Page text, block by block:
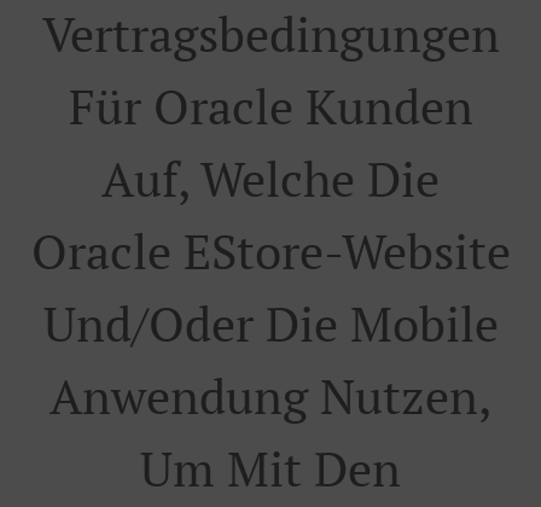
Vertragsbedingungen
Für Oracle Kunden
Auf, Welche Die
Oracle EStore-Website
Und/oder Die Mobile
Anwendung Nutzen,
Um Mit Den